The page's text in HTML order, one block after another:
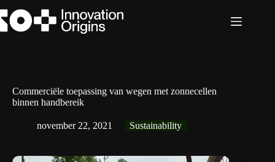
naar
de
Commerciële toepassing van wegen met zonnecellen
binnen handbereik
november 22, 2021 Sustainability